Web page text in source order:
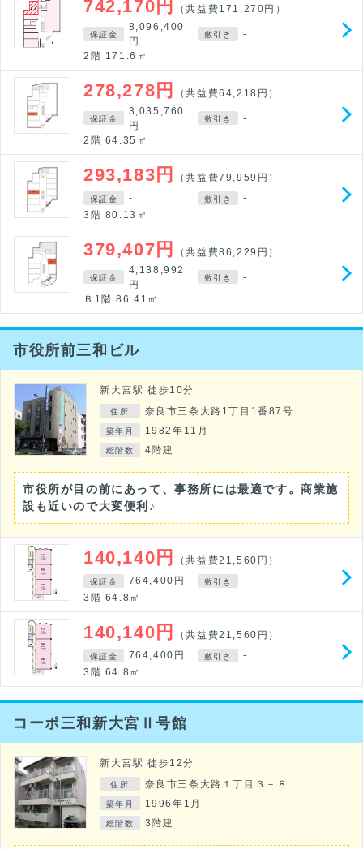
742,170円 （共益費171,270円）
保証金
8,096,400
円
敷引き
-
2階 171.6㎡
278,278円 （共益費64,218円）
保証金
3,035,760
円
敷引き
-
2階 64.35㎡
293,183円 （共益費79,959円）
保証金 - 敷引き
-
3階 80.13㎡
379,407円 （共益費86,229円）
保証金
4,138,992
円
敷引き
-
Ｂ1階 86.41㎡
市役所前三和ビル
新大宮駅 徒歩10分
住所 奈良市三条大路1丁目1番87号
築年月 1982年11月
総階数 4階建
市役所が目の前にあって、事務所には最適です。商業施
設も近いので大変便利♪
140,140円 （共益費21,560円）
保証金 764,400円 敷引き
-
3階 64.8㎡
140,140円 （共益費21,560円）
保証金 764,400円 敷引き
-
3階 64.8㎡
コーポ三和新大宮Ⅱ号館
新大宮駅 徒歩12分
住所 奈良市三条大路１丁目３－８
築年月 1996年1月
総階数 3階建